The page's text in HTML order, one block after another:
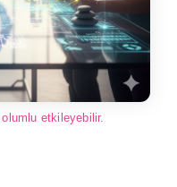
etkileyebilir.